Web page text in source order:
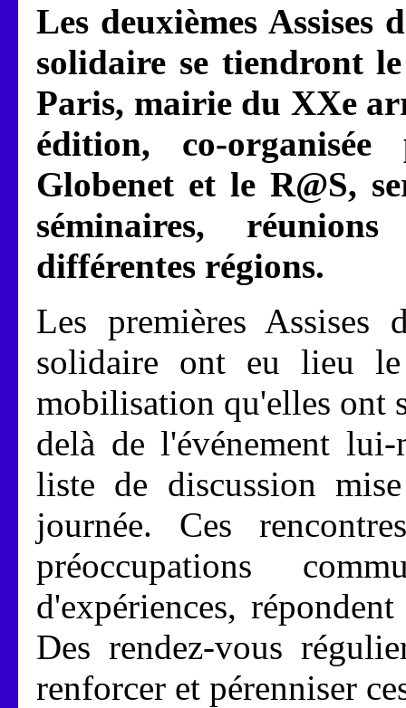
Les deuxièmes
solidaire se tiendront
Paris, mairie du XXe
édition, co-
Globenet et le R@S,
séminaires,
différentes régions.
Les premières Assises
solidaire ont eu lieu
mobilisation qu'elles ont
delà de l'événement
liste de discussion
journée. Ces
préoccupations
d'expériences,
Des rendez-vous
renforcer et pérenniser